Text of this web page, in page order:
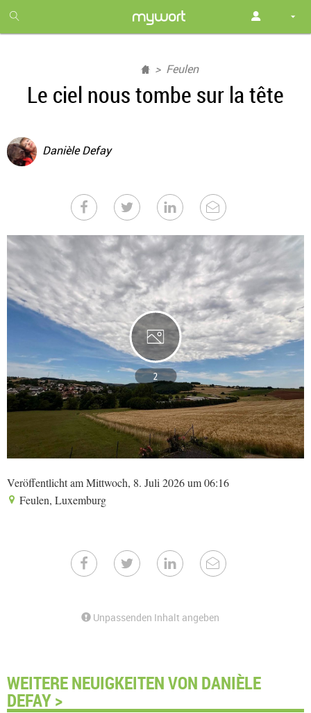
month
free
Feulen
Le ciel nous tombe sur la tête
Danièle Defay
2
Veröffentlicht am Mittwoch, 8. Juli 2026 um 06:16
Feulen, Luxemburg
Unpassenden Inhalt angeben
WEITERE NEUIGKEITEN VON DANIÈLE
DEFAY >